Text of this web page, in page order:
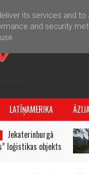
LATĪŅAMERIKA
Jekaterinburgā
loģistikas objekts
its services and
and security